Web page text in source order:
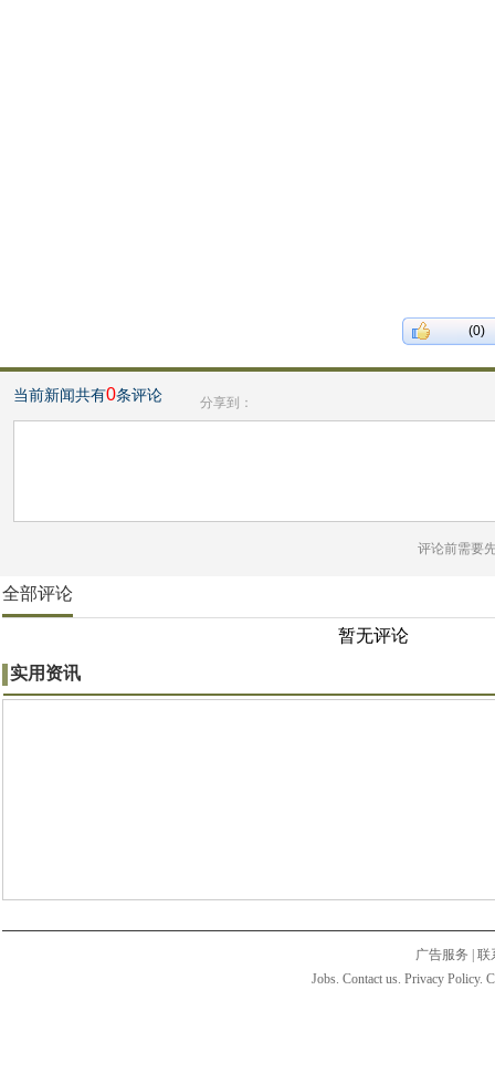
(0)
当前新闻共有0条评论 分享到：
评论前需要
全部评论
暂无评论
实用资讯
广告服务
联
Jobs. Contact us. Privacy Policy.